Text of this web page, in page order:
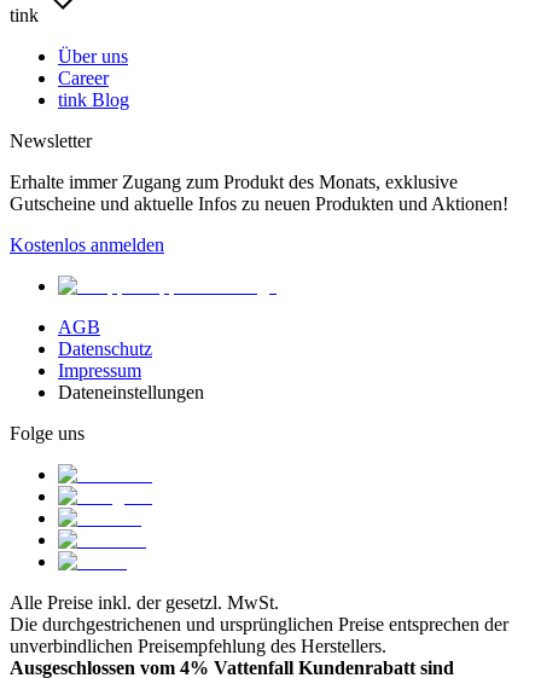
tink
Über uns
Career
tink Blog
Newsletter
Erhalte immer Zugang zum Produkt des Monats, exklusive
Gutscheine und aktuelle Infos zu neuen Produkten und Aktionen!
Kostenlos anmelden
AGB
Datenschutz
Impressum
Dateneinstellungen
Folge uns
Alle Preise inkl. der gesetzl. MwSt.
Die durchgestrichenen und ursprünglichen Preise entsprechen der
unverbindlichen Preisempfehlung des Herstellers.
Ausgeschlossen vom 4% Vattenfall Kundenrabatt sind